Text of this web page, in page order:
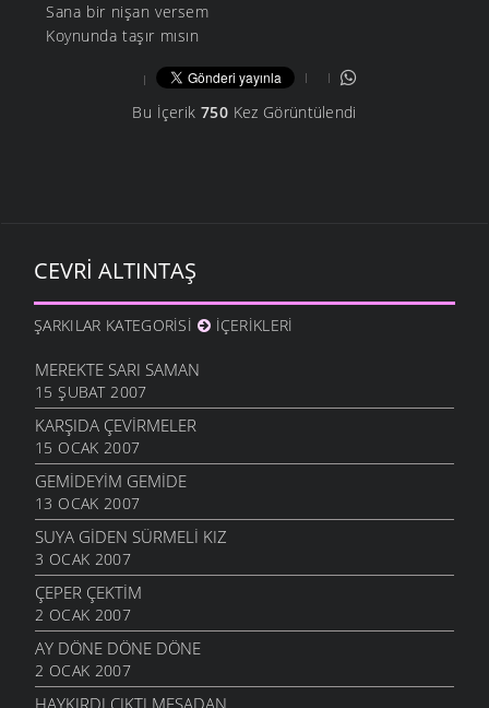
Sana bir nişan versem
Koynunda taşır mısın
Bu İçerik 750Kez Görüntülendi
CEVRI ALTINTAŞ
ŞARKILAR KATEGORISI İÇERIKLERI
MEREKTE SARI SAMAN
15 ŞUBAT 2007
KARŞIDA ÇEVIRMELER
15 OCAK 2007
GEMIDEYIM GEMIDE
13 OCAK 2007
SUYA GIDEN SÜRMELI KIZ
3 OCAK 2007
ÇEPER ÇEKTIM
2 OCAK 2007
AY DÖNE DÖNE DÖNE
2 OCAK 2007